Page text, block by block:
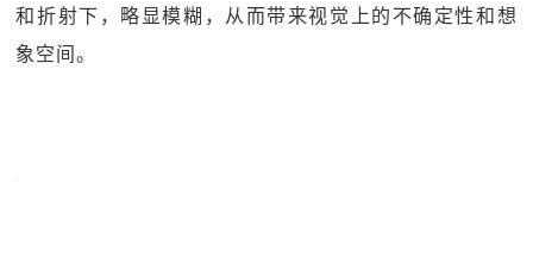
和折射下，略显模糊，从而带来视觉上的不确定性和想
象空间。